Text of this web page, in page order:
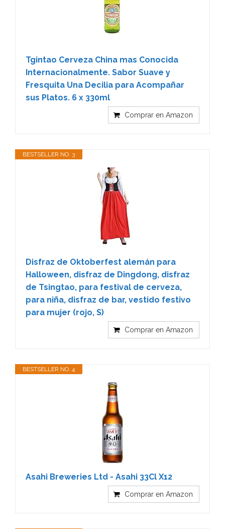
Tgintao Cerveza China mas Conocida
Internacionalmente. Sabor Suave y
Fresquita Una Decilia para Acompañar
sus Platos. 6 x 330ml
Comprar en Amazon
BESTSELLER NO. 3
Disfraz de Oktoberfest alemán para
Halloween, disfraz de Dingdong, disfraz
de Tsingtao, para festival de cerveza,
para niña, disfraz de bar, vestido festivo
para mujer (rojo, S)
Comprar en Amazon
BESTSELLER NO. 4
Asahi Breweries Ltd - Asahi 33Cl X12
Comprar en Amazon